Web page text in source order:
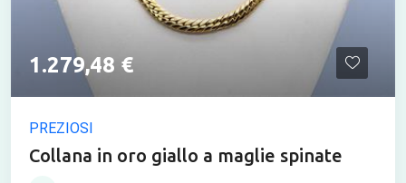
1.279,48 €
PREZIOSI
Collana in oro giallo a maglie spinate